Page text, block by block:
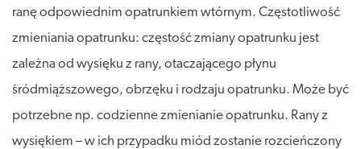
ranę odpowiednim opatrunkiem wtórnym. Częstotliwość
zmieniania opatrunku: częstość zmiany opatrunku jest
zależna od wysięku z rany, otaczającego płynu
śródmiąższowego, obrzęku i rodzaju opatrunku. Może być
potrzebne np. codzienne zmienianie opatrunku. Rany z
wysiękiem – w ich przypadku miód zostanie rozcieńczony